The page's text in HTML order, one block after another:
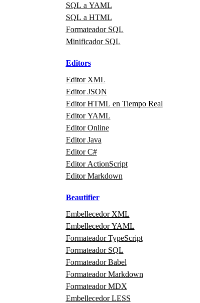
SQL a YAML
SQL a HTML
Formateador SQL
Minificador SQL
Editors
Editor XML
Editor JSON
Editor HTML en Tiempo Real
Editor YAML
Editor Online
Editor Java
Editor C#
Editor ActionScript
Editor Markdown
Beautifier
Embellecedor XML
Embellecedor YAML
Formateador TypeScript
Formateador SQL
Formateador Babel
Formateador Markdown
Formateador MDX
Embellecedor LESS